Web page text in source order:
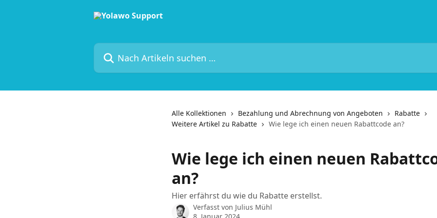
Nach Artikeln suchen …
Alle Kollektionen Bezahlung und Abrechnung von Angeboten
Rabatte
Weitere Artikel zu Rabatte
Wie lege ich einen neuen Rabattcode an?
Wie lege ich einen neuen
an?
Hier erfährst du wie du Rabatte erstellst.
Verfasst von Julius Mühl